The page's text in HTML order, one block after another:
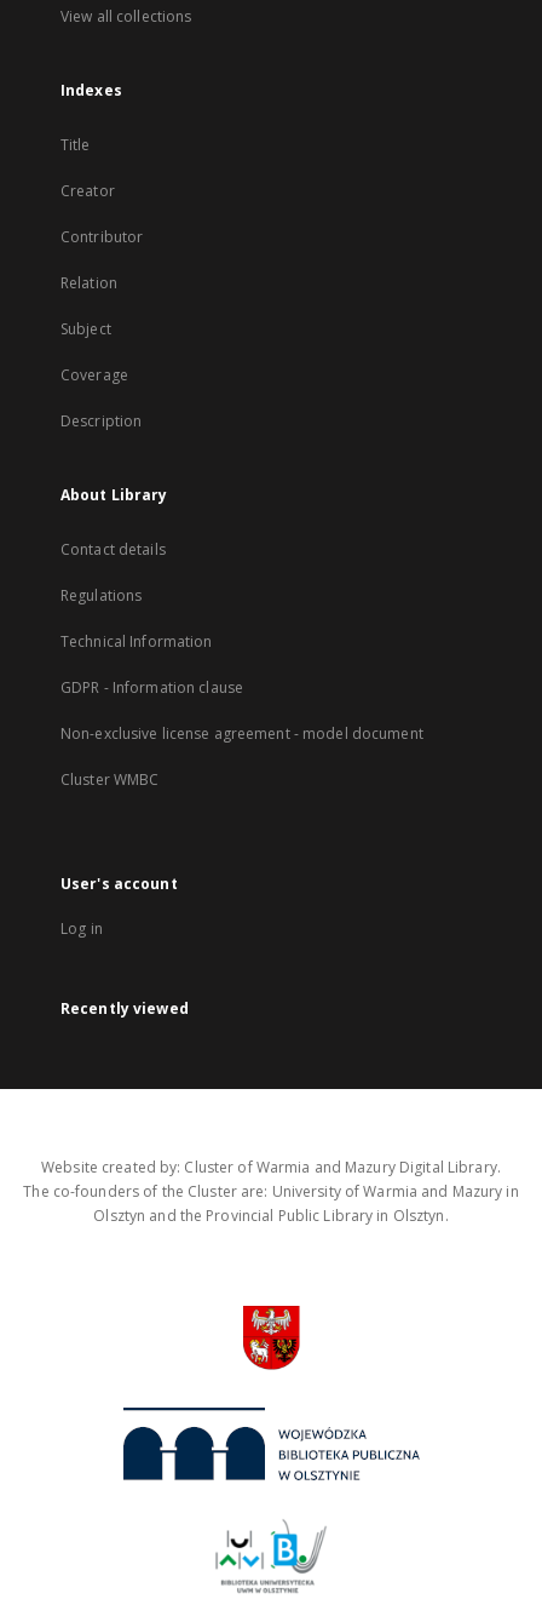
View all collections
Indexes
Title
Creator
Contributor
Relation
Subject
Coverage
Description
About Library
Contact details
Regulations
Technical Information
GDPR - Information clause
Non-exclusive license agreement - model document
Cluster WMBC
User's account
Log in
Recently viewed
Website created by: Cluster of Warmia and Mazury Digital Library.
The co-founders of the Cluster are: University of Warmia and Mazury in
Olsztyn and the Provincial Public Library in Olsztyn.